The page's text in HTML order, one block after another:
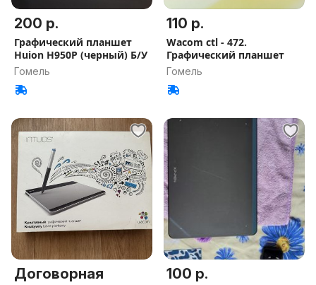
200 р.
Графический планшет
Huion H950P (черный) Б/У
Гомель
110 р.
Wacom ctl - 472.
Графический планшет
Гомель
Договорная 100 р.